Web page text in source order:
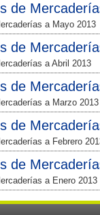
de
a Mayo 2013
de
a Abril 2013
de
a Marzo 2013
de
a Febrero
de
a Enero 2013